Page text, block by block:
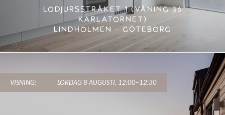
LODJURSSTRÅKET 1 (VÅNING 36
KARLATORNET)
LINDHOLMEN – GÖTEBORG
VISNING: LÖRDAG 8 AUGUSTI, 12:00–12:30